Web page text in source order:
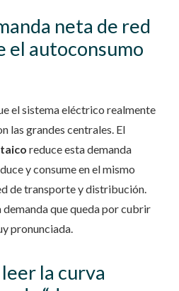
neta de red
el autoconsumo
el sistema eléctrico realmente
las grandes centrales. El
reduce esta demanda
y consume en el mismo
de transporte y distribución.
demanda que queda por cubrir
pronunciada.
la curva